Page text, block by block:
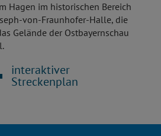
Hagen im historischen Bereich
von-Fraunhofer-Halle, die
Gelände der Ostbayernschau
interaktiver
Streckenplan